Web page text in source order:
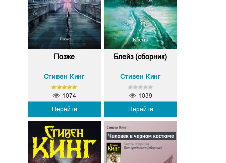
Позже
Стивен Кинг
Перейти
1074
Блейз (сборник)
Стивен Кинг
Перейти
1039